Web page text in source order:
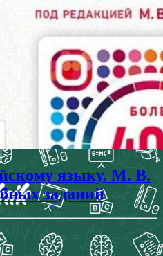
языку. М. В.
заданий